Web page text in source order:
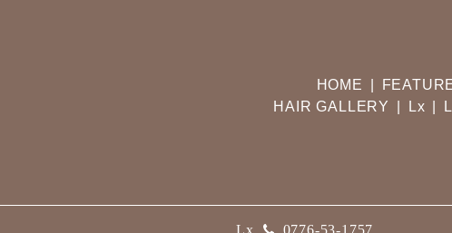
Lx 0776-53-1757
HOME
HAIR GALLERY
Lx